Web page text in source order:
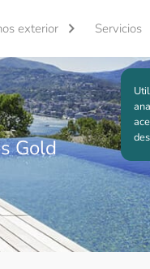
exterior Servicios
Gold